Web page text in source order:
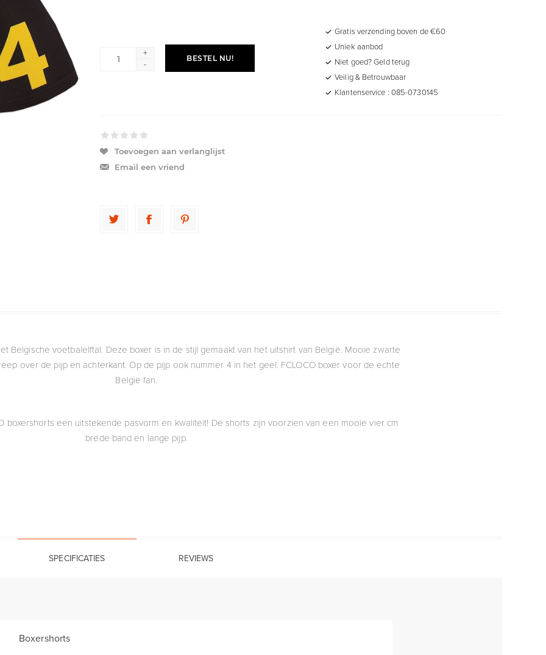
+
-
BESTEL NU!
Gratis verzending boven de €60
Uniek aanbod
Niet goed? Geld terug
Veilig & Betrouwbaar
Klantenservice : 085-0730145
Toevoegen aan verlanglijst
Email een vriend
Belgische voetbalelftal. Deze boxer is in de stijl gemaakt van het uitshirt van België. Mooie zwarte
over de pijp en achterkant. Op de pijp ook nummer 4 in het geel. FCLOCO boxer voor de echte
België fan.
boxershorts een uitstekende pasvorm en kwaliteit! De shorts zijn voorzien van een mooie vier cm
brede band en lange pijp.
SPECIFICATIES REVIEWS
Boxershorts